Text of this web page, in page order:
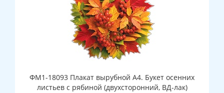
ФМ1-18093 Плакат вырубной А4. Букет осенних
листьев с рябиной (двухсторонний, ВД-лак)